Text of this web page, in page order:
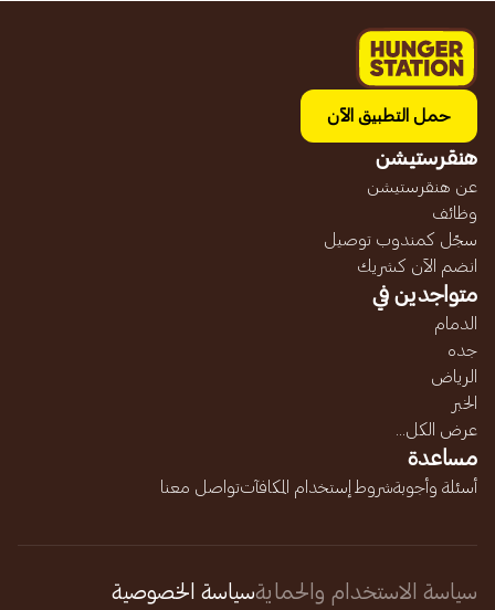
حمل التطبيق الآن
هنقرستيشن
عن هنقرستيشن
وظائف
سجّل كمندوب توصيل
انضم الآن كشريك
متواجدين في
الدمام
جده
الرياض
الخبر
عرض الكل...
مساعدة
أسئلة وأجوبةشروط إستخدام المكافآتتواصل معنا
سياسة الاستخدام والحمايةسياسة الخصوصية